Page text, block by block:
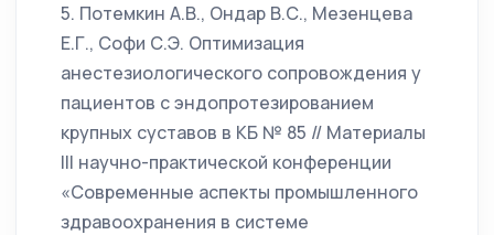
5. Потемкин А.В., Ондар В.С., Мезенцева
Е.Г., Софи С.Э. Оптимизация
анестезиологического сопровождения у
пациентов с эндопротезированием
крупных суставов в КБ № 85 // Материалы
III научно-практической конференции
«Современные аспекты промышленного
здравоохранения в системе